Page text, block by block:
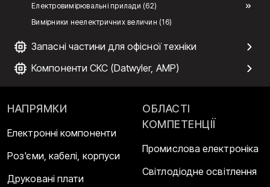
Електровимірювальні прилади (62)
Вимірники неелектричних величин (16)
Запасні частини для офісної техніки
Компоненти СКС (Datwyler, AMP)
НАПРЯМКИ
Електронні компоненти
Роз'єми, кабелі, корпуси
Друковані плати
ОБЛАСТІ
КОМПЕТЕНЦІЇ
Промислова електроніка
Світлодіодне освітлення